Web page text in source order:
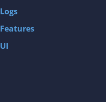
Logs
Features
UI